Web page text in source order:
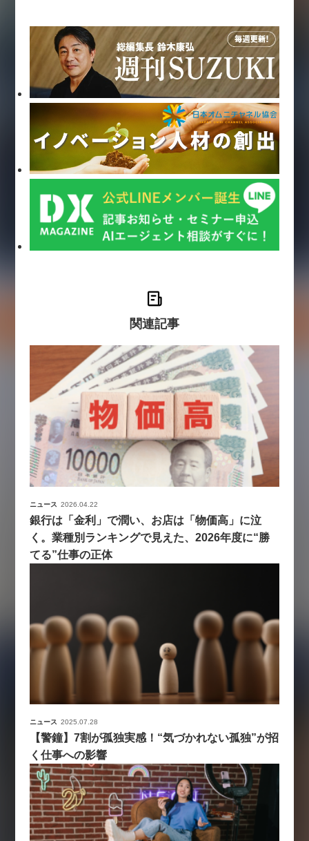
関連記事
ニュース 2026.04.22
銀行は「金利」で潤い、お店は「物価高」に泣
く。業種別ランキングで見えた、2026年度に“勝
てる”仕事の正体
ニュース 2025.07.28
【警鐘】7割が孤独実感！“気づかれない孤独”が招
く仕事への影響